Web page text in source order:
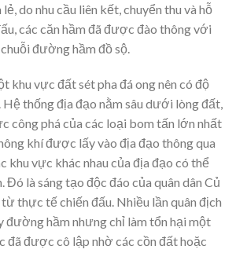
do nhu cầu liên kết, chuyển thu và hỗ
các căn hầm đã được đào thông với
đường hầm đồ sộ.
khu vực đất sét pha đá ong nên có độ
thống địa đạo nằm sâu dưới lòng đất,
công phá của các loại bom tấn lớn nhất
khí được lấy vào địa đạo thông qua
khu vực khác nhau của địa đạo có thể
là sáng tạo độc đáo của quân dân Củ
thực tế chiến đấu. Nhiều lần quân địch
đường hầm nhưng chỉ làm tổn hại một
đã được cô lập nhờ các cồn đất hoặc